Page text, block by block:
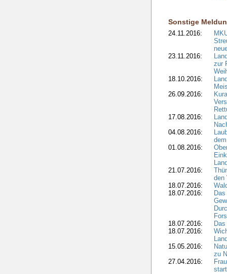
Sonstige
24.11.2016:
23.11.2016:
zur
18.10.2016:
26.09.2016:
17.08.2016:
04.08.2016:
01.08.2016:
21.07.2016:
den
18.07.2016:
18.07.2016:
18.07.2016:
18.07.2016:
15.05.2016:
zu
27.04.2016: